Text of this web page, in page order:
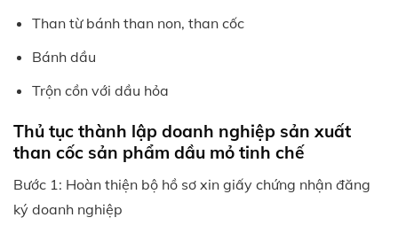
Than từ bánh than non, than cốc
Bánh dầu
Trộn cồn với dầu hỏa
Thủ tục thành lập doanh nghiệp sản xuất
than cốc sản phẩm dầu mỏ tinh chế
Bước 1: Hoàn thiện bộ hồ sơ xin giấy chứng nhận đăng
ký doanh nghiệp